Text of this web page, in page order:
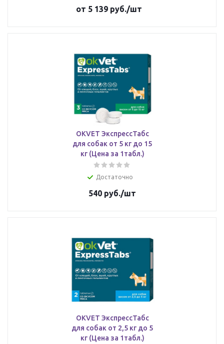
от 5 139 руб./шт
OKVET ЭкспрессТабс
для собак от 5 кг до 15
кг (Цена за 1табл.)
Достаточно
540 руб./шт
OKVET ЭкспрессТабс
для собак от 2,5 кг до 5
кг (Цена за 1табл.)